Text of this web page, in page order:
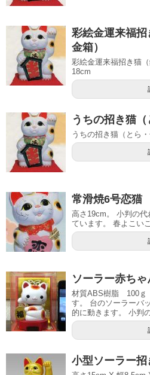
彩絵金運来福
金箱）
彩絵金運来福招き猫
18cm
うちの招き猫（
うちの招き猫（とら
常滑焼6号恋猫
高さ19cm。 小判の
ています。 春よこい
ソーラー赤ちゃ
材質ABS樹脂 100ｇ
す。 台のソーラーバ
的に動きます。 小判
小型ソーラー招